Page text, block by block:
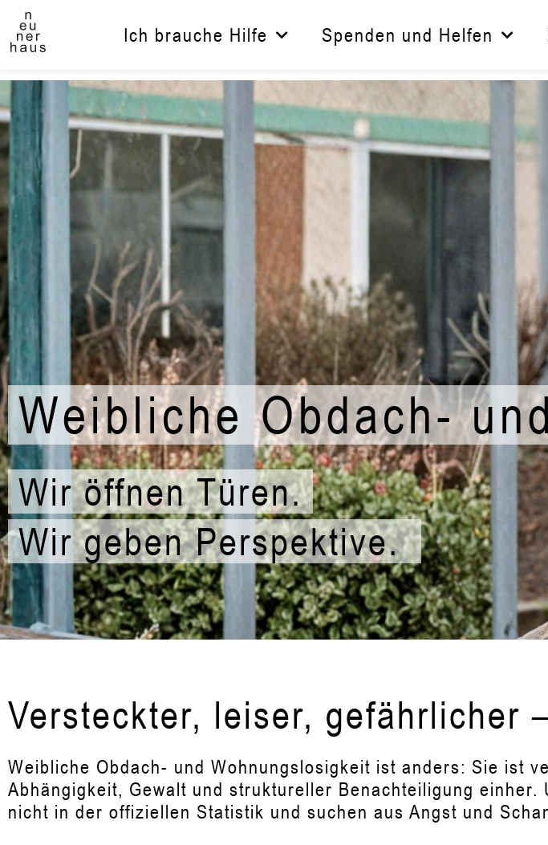
Zum
Inhalt
springen
Ich brauche Hilfe Spenden und Helfen
Weibliche Obdach-
Wir öffnen Türen.
Wir geben Perspektive.
Versteckter, leiser, gefährlicher
Weibliche Obdach- und Wohnungslosigkeit ist anders: Sie ist
Abhängigkeit, Gewalt und struktureller Benachteiligung
nicht in der offiziellen Statistik und suchen aus Angst und